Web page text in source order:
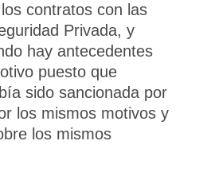
contratos con las
Privada, y
hay antecedentes
puesto que
sido sancionada por
los mismos motivos y
los mismos